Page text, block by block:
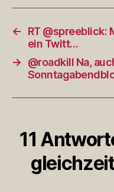
←
RT @spreeblick:
ein Twitt…
→
@roadkill Na,
11